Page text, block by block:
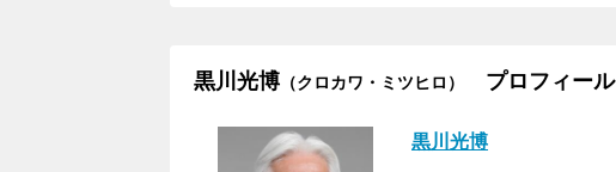
黒川光博 （クロカワ・ミツヒロ） プロフィール
黒川光博